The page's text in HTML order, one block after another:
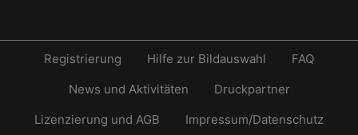
Registrierung Hilfe zur Bildauswahl
FAQ
News und Aktivitäten
Druckpartner
Lizenzierung und AGB
Impressum/Datenschutz